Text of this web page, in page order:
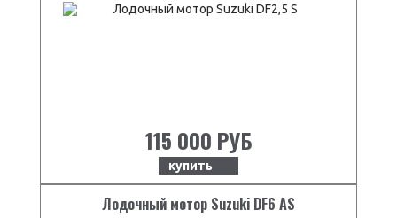
115 000 РУБ
купить
Лодочный мотор Suzuki DF6 AS